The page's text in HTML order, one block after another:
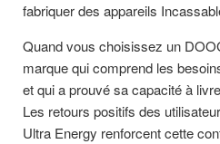
fabriquer des appareils
Quand vous choisissez un
marque qui comprend les
et qui a prouvé sa capacité à
Les retours positifs des
Ultra Energy renforcent cette